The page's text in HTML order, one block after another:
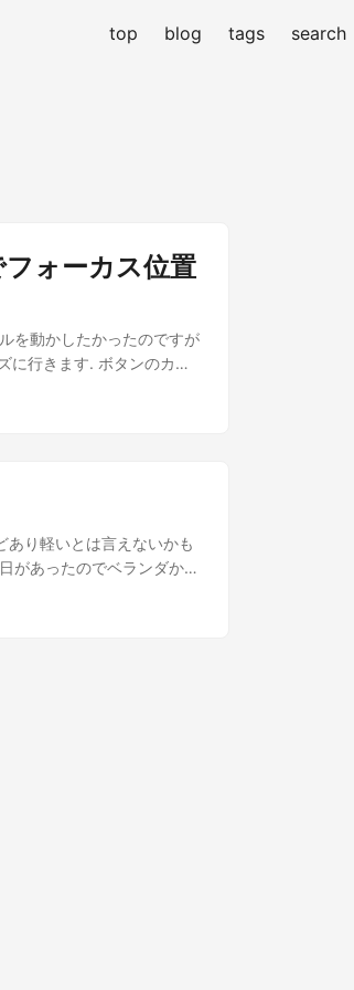
top blog tags search
ォーカス位置
を動かしたかったのですが
に行きます. ボタンのカス
ーがoffになっている OFF
り軽いとは言えないかも
があったのでベランダから
使ってた私からすると十分